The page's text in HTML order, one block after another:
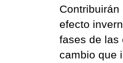
efecto
fases de las
cambio que